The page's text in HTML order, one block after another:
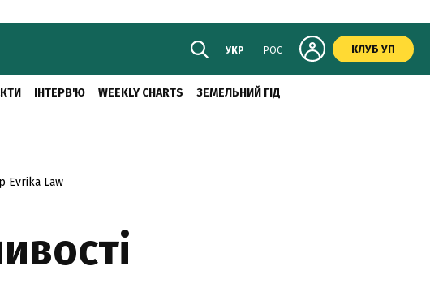
УКР РОС КЛУБ УП
ІНТЕРВ'Ю WEEKLY CHARTS ЗЕМЕЛЬНИЙ ГІД
Evrika Law